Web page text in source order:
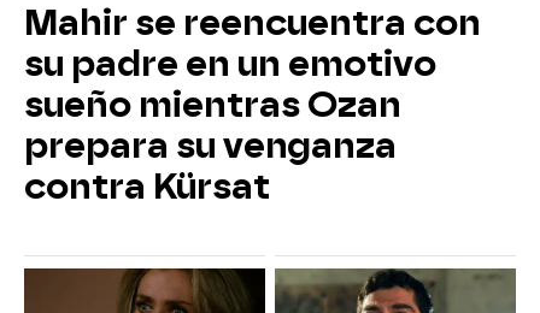
Mahir se reencuentra con
su padre en un emotivo
sueño mientras Ozan
prepara su venganza
contra Kürsat